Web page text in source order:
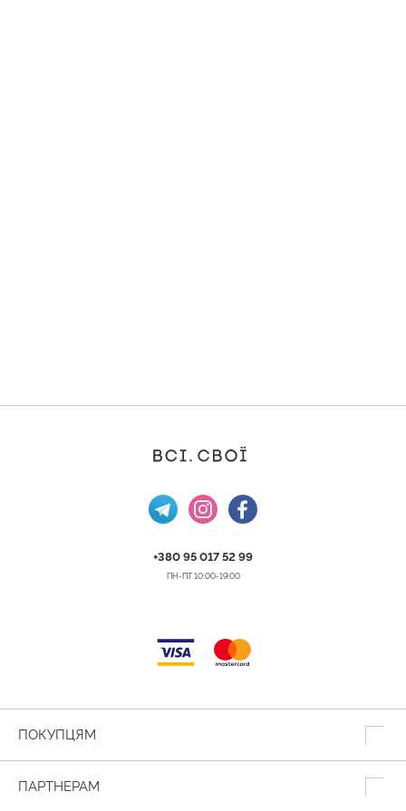
+380 95 017 52 99
ПН-ПТ 10:00-19:00
ПОКУПЦЯМ
ПАРТНЕРАМ